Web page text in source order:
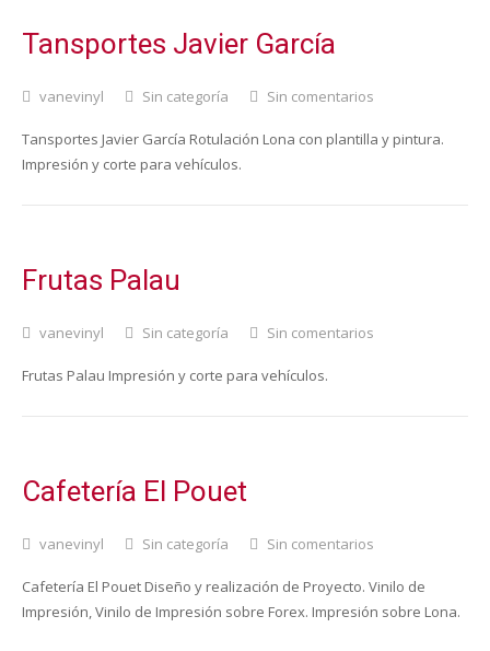
Tansportes Javier García
vanevinyl Sin categoría Sin comentarios
Tansportes Javier García Rotulación Lona con plantilla y pintura.
Impresión y corte para vehículos.
Frutas Palau
vanevinyl Sin categoría Sin comentarios
Frutas Palau Impresión y corte para vehículos.
Cafetería El Pouet
vanevinyl Sin categoría Sin comentarios
Cafetería El Pouet Diseño y realización de Proyecto. Vinilo de
Impresión, Vinilo de Impresión sobre Forex. Impresión sobre Lona.